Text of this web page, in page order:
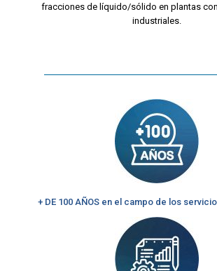
fracciones de líquido/sólido en plantas
industriales.
+ DE 100 AÑOS en el campo de los